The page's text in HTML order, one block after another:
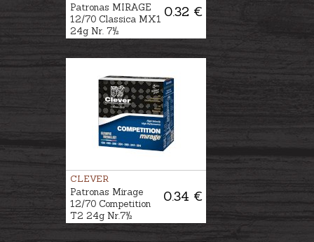
0.32 €
Patronas MIRAGE
12/70 Classica MX1
24g Nr. 7½
CLEVER
0.34 €
Patronas Mirage
12/70 Competition
T2 24g Nr.7½